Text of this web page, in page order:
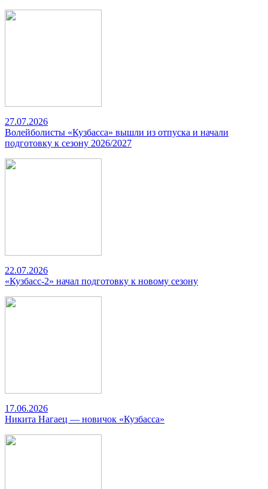
27.07.2026
Волейболисты «Кузбасса» вышли из отпуска и начали
подготовку к сезону 2026/2027
22.07.2026
«Кузбасс-2» начал подготовку к новому сезону
17.06.2026
Никита Нагаец — новичок «Кузбасса»